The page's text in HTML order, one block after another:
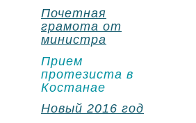
Почетная
грамота от
министра
Прием
протезиста в
Костанае
Новый 2016 год